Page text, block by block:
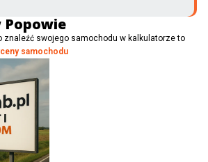
Popowie
znaleźć swojego samochodu w kalkulatorze to
samochodu